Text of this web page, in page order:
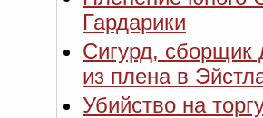
Гардарики
Сигурд, сборщик
из плена в
Убийство на